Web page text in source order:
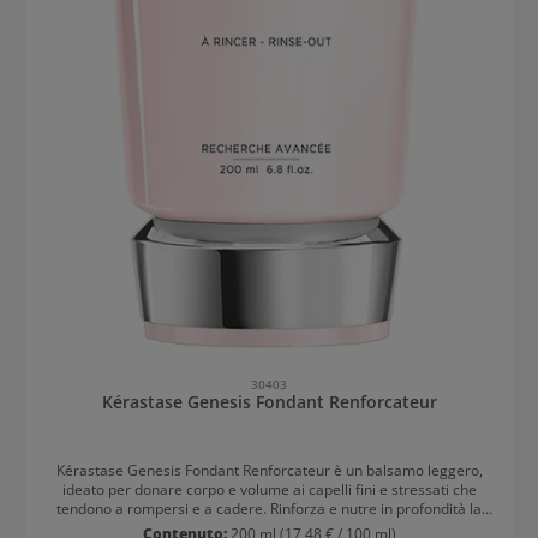
30403
Kérastase Genesis Fondant Renforcateur
Kérastase Genesis Fondant Renforcateur è un balsamo leggero,
ideato per donare corpo e volume ai capelli fini e stressati che
tendono a rompersi e a cadere. Rinforza e nutre in profondità la
fibra capillare favorendo vitalità e salute ai capelli e alla cute. I
Contenuto:200 ml (17,48 € / 100 ml)